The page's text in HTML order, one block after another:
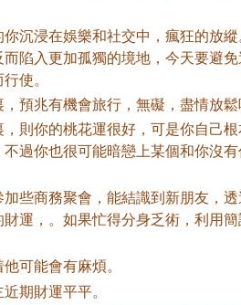
沉浸在娛樂和社交中，瘋狂的放
陷入更加孤獨的境地，今天要避
使。
預兆有機會旅行，無礙，盡情放鬆
則你的桃花運很好，可是你自己
過你也很可能暗戀上某個和你沒
些商務聚會，能結識到新朋友，
運，。如果忙得分身乏術，利用
可能會有麻煩。
期財運平平。